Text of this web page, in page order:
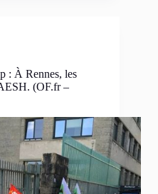
: À Rennes, les
(OF.fr –